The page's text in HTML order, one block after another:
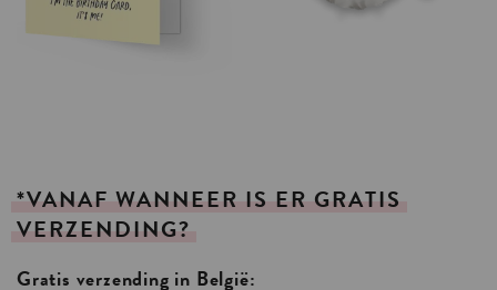
*VANAF WANNEER IS ER GRATIS
VERZENDING?
Gratis verzending in België: